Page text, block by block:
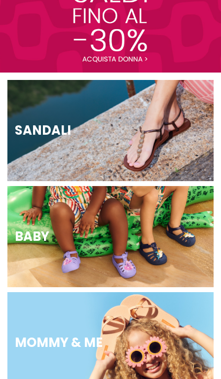
SANDALI
BABY
MOMMY & ME